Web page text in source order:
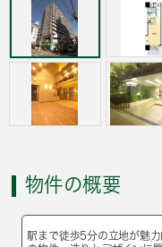
物件の概要
駅まで徒歩5分の立地が魅